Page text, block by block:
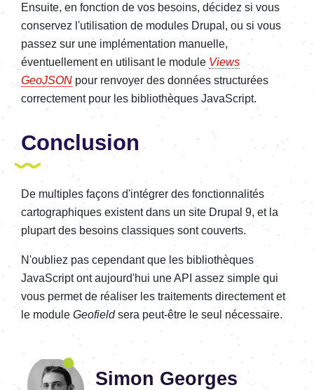
Ensuite, en fonction de vos besoins, décidez si vous
conservez l'utilisation de modules Drupal, ou si vous
passez sur une implémentation manuelle,
éventuellement en utilisant le module Views
GeoJSON pour renvoyer des données structurées
correctement pour les bibliothèques JavaScript.
Conclusion
De multiples façons d'intégrer des fonctionnalités
cartographiques existent dans un site Drupal 9, et la
plupart des besoins classiques sont couverts.
N'oubliez pas cependant que les bibliothèques
JavaScript ont aujourd'hui une API assez simple qui
vous permet de réaliser les traitements directement et
le module Geofieldsera peut-être le seul nécessaire.
Simon Georges